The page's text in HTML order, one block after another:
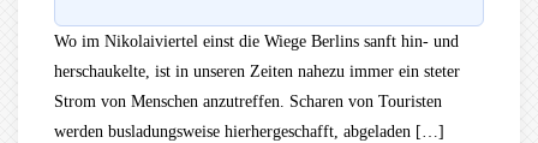
Wo im Nikolaiviertel einst die Wiege Berlins sanft hin- und
herschaukelte, ist in unseren Zeiten nahezu immer ein steter
Strom von Menschen anzutreffen. Scharen von Touristen
werden busladungsweise hierhergeschafft, abgeladen […]